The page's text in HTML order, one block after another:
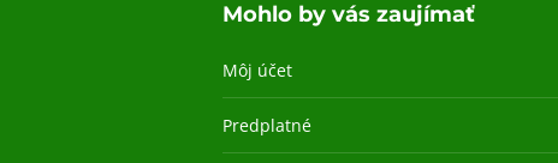
Mohlo by vás zaujímať
Môj účet
Predplatné